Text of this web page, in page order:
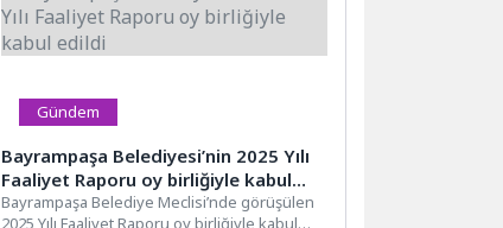
Gündem
Bayrampaşa Belediyesi’nin 2025 Yılı
Faaliyet Raporu oy birliğiyle kabul
edildi
Bayrampaşa Belediye Meclisi’nde görüşülen
2025 Yılı Faaliyet Raporu oy birliğiyle kabul